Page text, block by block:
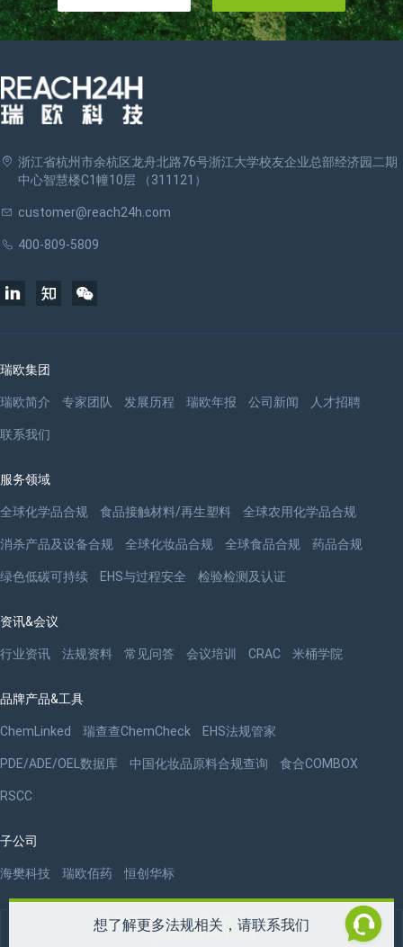
想了解更多法规相关，请联系我们
浙江省杭州市余杭区龙舟北路76号浙江大学校友企业总部经济园二期
中心智慧楼C1幢10层 （311121）
customer@reach24h.com
400-809-5809
瑞欧集团
瑞欧简介 专家团队 发展历程 瑞欧年报 公司新闻 人才招聘
联系我们
服务领域
全球化学品合规 食品接触材料/再生塑料 全球农用化学品合规
消杀产品及设备合规 全球化妆品合规 全球食品合规 药品合规
绿色低碳可持续 EHS与过程安全 检验检测及认证
资讯&会议
行业资讯 法规资料 常见问答 会议培训 CRAC 米桶学院
品牌产品&工具
ChemLinked 瑞查查ChemCheck EHS法规管家
PDE/ADE/OEL数据库 中国化妆品原料合规查询 食合COMBOX
RSCC
子公司
海樊科技 瑞欧佰药 恒创华标
版权 ©2009-2026 杭州瑞欧科技有限公司